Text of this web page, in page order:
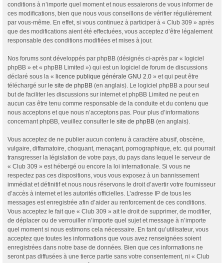
conditions à n’importe quel moment et nous essaierons de vous informer de
ces modifications, bien que nous vous conseillons de vérifier régulièrement
par vous-même. En effet, si vous continuez à participer à « Club 309 » après
que des modifications aient été effectuées, vous acceptez d’être légalement
responsable des conditions modifiées et mises à jour.
Nos forums sont développés par phpBB (désignés ci-après par « logiciel
phpBB » et « phpBB Limited ») qui est un logiciel de forum de discussions
déclaré sous la « licence publique générale GNU 2.0 » et qui peut être
téléchargé sur le site de phpBB (en anglais). Le logiciel phpBB a pour seul
but de faciliter les discussions sur internet et phpBB Limited ne peut en
aucun cas être tenu comme responsable de la conduite et du contenu que
nous acceptons et que nous n’acceptons pas. Pour plus d’informations
concernant phpBB, veuillez consulter le site de phpBB (en anglais).
Vous acceptez de ne publier aucun contenu à caractère abusif, obscène,
vulgaire, diffamatoire, choquant, menaçant, pornographique, etc. qui pourrait
transgresser la législation de votre pays, du pays dans lequel le serveur de
« Club 309 » est hébergé ou encore la loi internationale. Si vous ne
respectez pas ces dispositions, vous vous exposez à un bannissement
immédiat et définitif et nous nous réservons le droit d’avertir votre fournisseur
d’accès à internet et les autorités officielles. L’adresse IP de tous les
messages est enregistrée afin d’aider au renforcement de ces conditions.
Vous acceptez le fait que « Club 309 » ait le droit de supprimer, de modifier,
de déplacer ou de verrouiller n’importe quel sujet et message à n’importe
quel moment si nous estimons cela nécessaire. En tant qu’utilisateur, vous
acceptez que toutes les informations que vous avez renseignées soient
enregistrées dans notre base de données. Bien que ces informations ne
seront pas diffusées à une tierce partie sans votre consentement, ni « Club